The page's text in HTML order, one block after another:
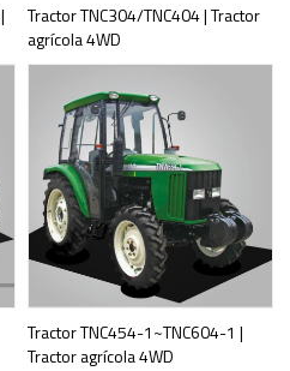
Tractor TNC304/TNC404 | Tractor
agrícola 4WD
Tractor TNC454-1~TNC604-1 |
Tractor agrícola 4WD